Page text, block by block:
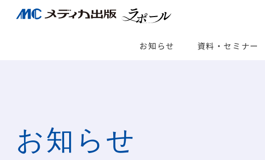
お知らせ 資料・セミナー
お知らせ